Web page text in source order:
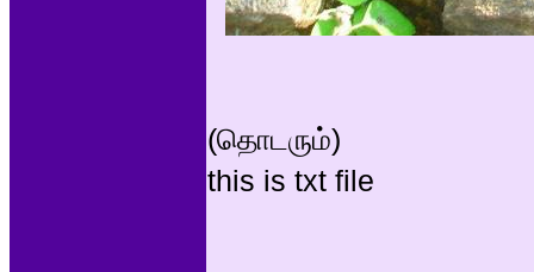
(தொடரும்)
this is txt file